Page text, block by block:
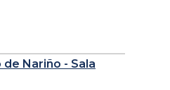
Nariño - Sala